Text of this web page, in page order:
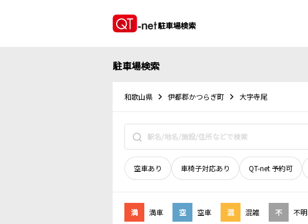
駐車場検索
駐車場検索
和歌山県 伊都郡かつらぎ町 大字寺尾
空車あり 車椅子対応あり QT-net 予約可
満 満車 空 空車 混 混雑 不 不明